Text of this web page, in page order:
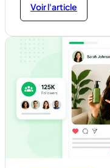
Voir l'article